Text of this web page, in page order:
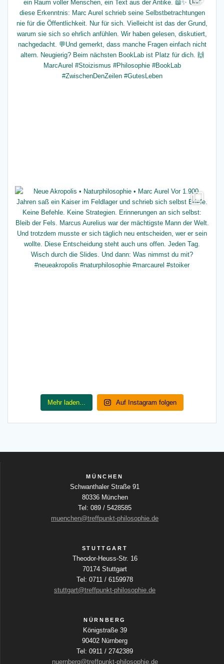
Mehr laden... Auf Instagram folgen
MÜNCHEN
Schwanthaler Straße 91
80336 München
Tel: 089 / 5428585
muenchen@treffpunkt-philosophie.de
STUTTGART
Theodor-Heuss-Str. 16
70174 Stuttgart
Tel: 0711 / 6159978
stuttgart@treffpunkt-philosophie.de
NÜRNBERG
Königstraße 39
90402 Nürnberg
Tel: 0911 / 2742389
nuernberg@treffpunkt-philosophie.de